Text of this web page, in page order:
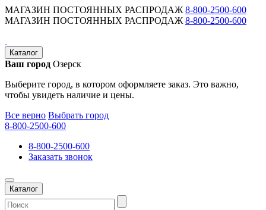
МАГАЗИН ПОСТОЯННЫХ РАСПРОДАЖ 8-800-2500-600
МАГАЗИН ПОСТОЯННЫХ РАСПРОДАЖ 8-800-2500-600
Каталог
Ваш город Озерск
Выберите город, в котором оформляете заказ. Это важно,
чтобы увидеть наличие и цены.
Все верно Выбрать город
8-800-2500-600
8-800-2500-600
Заказать звонок
Каталог